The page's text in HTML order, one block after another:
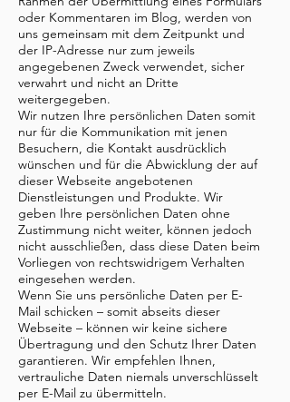
oder Kommentaren im Blog, werden von
uns gemeinsam mit dem Zeitpunkt und
der IP-Adresse nur zum jeweils
angegebenen Zweck verwendet, sicher
verwahrt und nicht an Dritte
weitergegeben.
Wir nutzen Ihre persönlichen Daten somit
nur für die Kommunikation mit jenen
Besuchern, die Kontakt ausdrücklich
wünschen und für die Abwicklung der auf
dieser Webseite angebotenen
Dienstleistungen und Produkte. Wir
geben Ihre persönlichen Daten ohne
Zustimmung nicht weiter, können jedoch
nicht ausschließen, dass diese Daten beim
Vorliegen von rechtswidrigem Verhalten
eingesehen werden.
Wenn Sie uns persönliche Daten per E-
Mail schicken – somit abseits dieser
Webseite – können wir keine sichere
Übertragung und den Schutz Ihrer Daten
garantieren. Wir empfehlen Ihnen,
vertrauliche Daten niemals unverschlüsselt
per E-Mail zu übermitteln.